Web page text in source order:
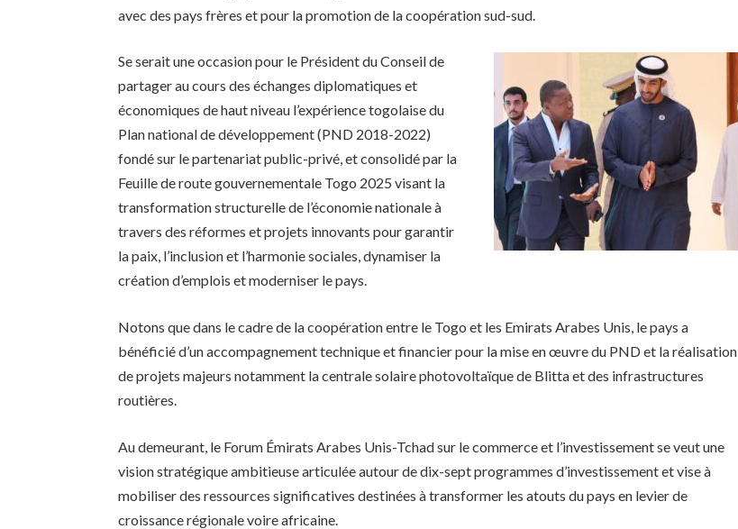
avec des pays frères et pour la promotion de la coopération sud-sud.
Se serait une occasion pour le Président du Conseil de
partager au cours des échanges diplomatiques et
économiques de haut niveau l’expérience togolaise du
Plan national de développement (PND 2018-2022)
fondé sur le partenariat public-privé, et consolidé par la
Feuille de route gouvernementale Togo 2025 visant la
transformation structurelle de l’économie nationale à
travers des réformes et projets innovants pour garantir
la paix, l’inclusion et l’harmonie sociales, dynamiser la
création d’emplois et moderniser le pays.
Notons que dans le cadre de la coopération entre le Togo et les Emirats Arabes Unis, le pays a
bénéficié d’un accompagnement technique et financier pour la mise en œuvre du PND et la réalisation
de projets majeurs notamment la centrale solaire photovoltaïque de Blitta et des infrastructures
routières.
Au demeurant, le Forum Émirats Arabes Unis-Tchad sur le commerce et l’investissement se veut une
vision stratégique ambitieuse articulée autour de dix-sept programmes d’investissement et vise à
mobiliser des ressources significatives destinées à transformer les atouts du pays en levier de
croissance régionale voire africaine.